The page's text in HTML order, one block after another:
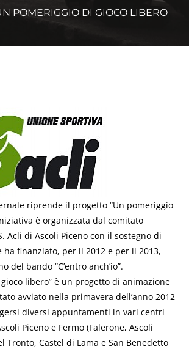
POMERIGGIO DI GIOCO LIBERO
riprende il progetto “Un pomeriggio
è organizzata dal comitato
Acli di Ascoli Piceno con il sostegno di
ha finanziato, per il 2012 e per il 2013,
del bando “C’entro anch’io”.
libero” è un progetto di animazione
avviato nella primavera dell’anno 2012
diversi appuntamenti in vari centri
Piceno e Fermo (Falerone, Ascoli
Tronto, Castel di Lama e San Benedetto